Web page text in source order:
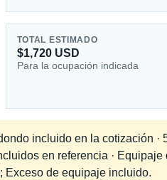
TOTAL ESTIMADO
$1,720 USD
Para la ocupación indicada
incluido en la cotización ·
en referencia ·
Exceso de equipaje incluido.